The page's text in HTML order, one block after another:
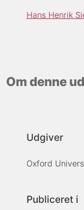
Hans Henrik
Om denne
Udgiver
Oxford
Publiceret i